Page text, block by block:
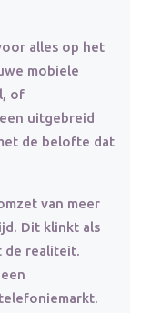
alles op het
mobiele
of
uitgebreid
de belofte dat
van meer
Dit klinkt als
de realiteit.